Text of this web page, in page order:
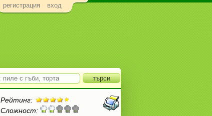
регистрация вход
Рейтинг:
Сложност: